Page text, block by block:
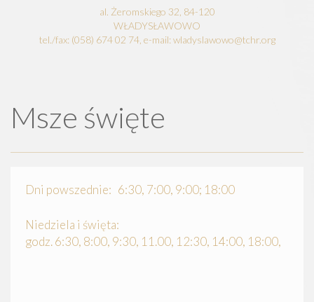
al. Żeromskiego 32, 84-120
WŁADYSŁAWOWO
tel./fax: (058) 674 02 74, e-mail: wladyslawowo@tchr.org
Msze święte
Dni powszednie: 6:30, 7:00, 9:00; 18:00
Niedziela i święta:
godz. 6:30, 8:00, 9:30, 11.00, 12:30, 14:00, 18:00,